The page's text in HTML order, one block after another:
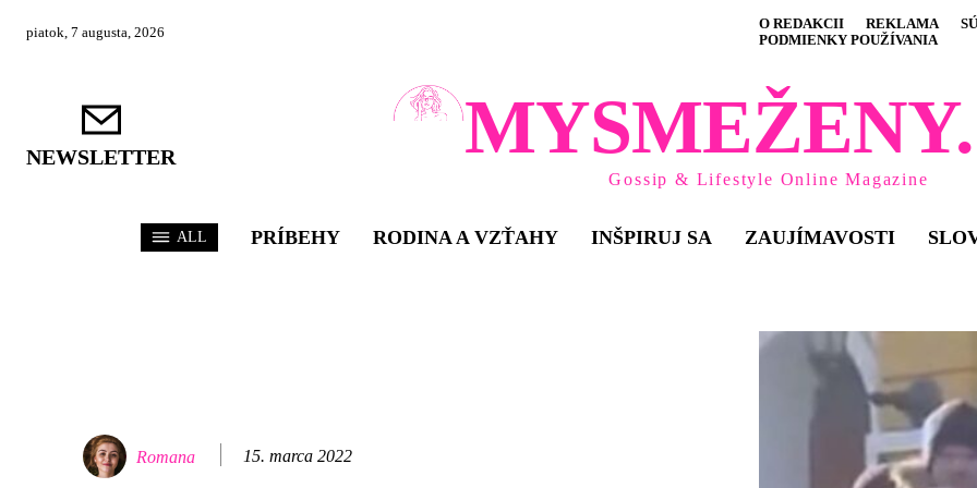
piatok, 7 augusta, 2026 O REDAKCII REKLAMA
PODMIENKY POUŽÍVANIA
NEWSLETTER
Gossip & Lifestyle Online Magazine
ALL PRÍBEHY RODINA A VZŤAHY INŠPIRUJ SA ZAUJÍMAVOSTI
Romana 15. marca 2022